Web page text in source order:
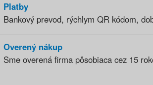
Platby
Bankový prevod, rýchlym QR kódom,
Overený nákup
Sme overená firma pôsobiaca cez 15